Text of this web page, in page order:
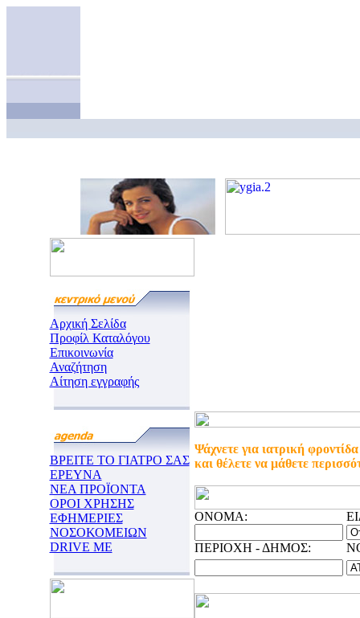
Αρχική Σελίδα
Προφίλ Καταλόγου
Επικοινωνία
Αναζήτηση
Αίτηση εγγραφής
ΒΡΕΙΤΕ ΤΟ ΓΙΑΤΡΟ ΣΑΣ
ΕΡΕΥΝΑ
ΝΕΑ ΠΡΟΪΟΝΤΑ
ΟΡΟΙ ΧΡΗΣΗΣ
ΕΦΗΜΕΡΙΕΣ
ΝΟΣΟΚΟΜΕΙΩΝ
DRIVE ME
Ψάχνετε για ιατρική φροντίδα
και θέλετε να μάθετε
ONOMA:
ΠΕΡΙΟΧΗ - ΔΗΜΟΣ: